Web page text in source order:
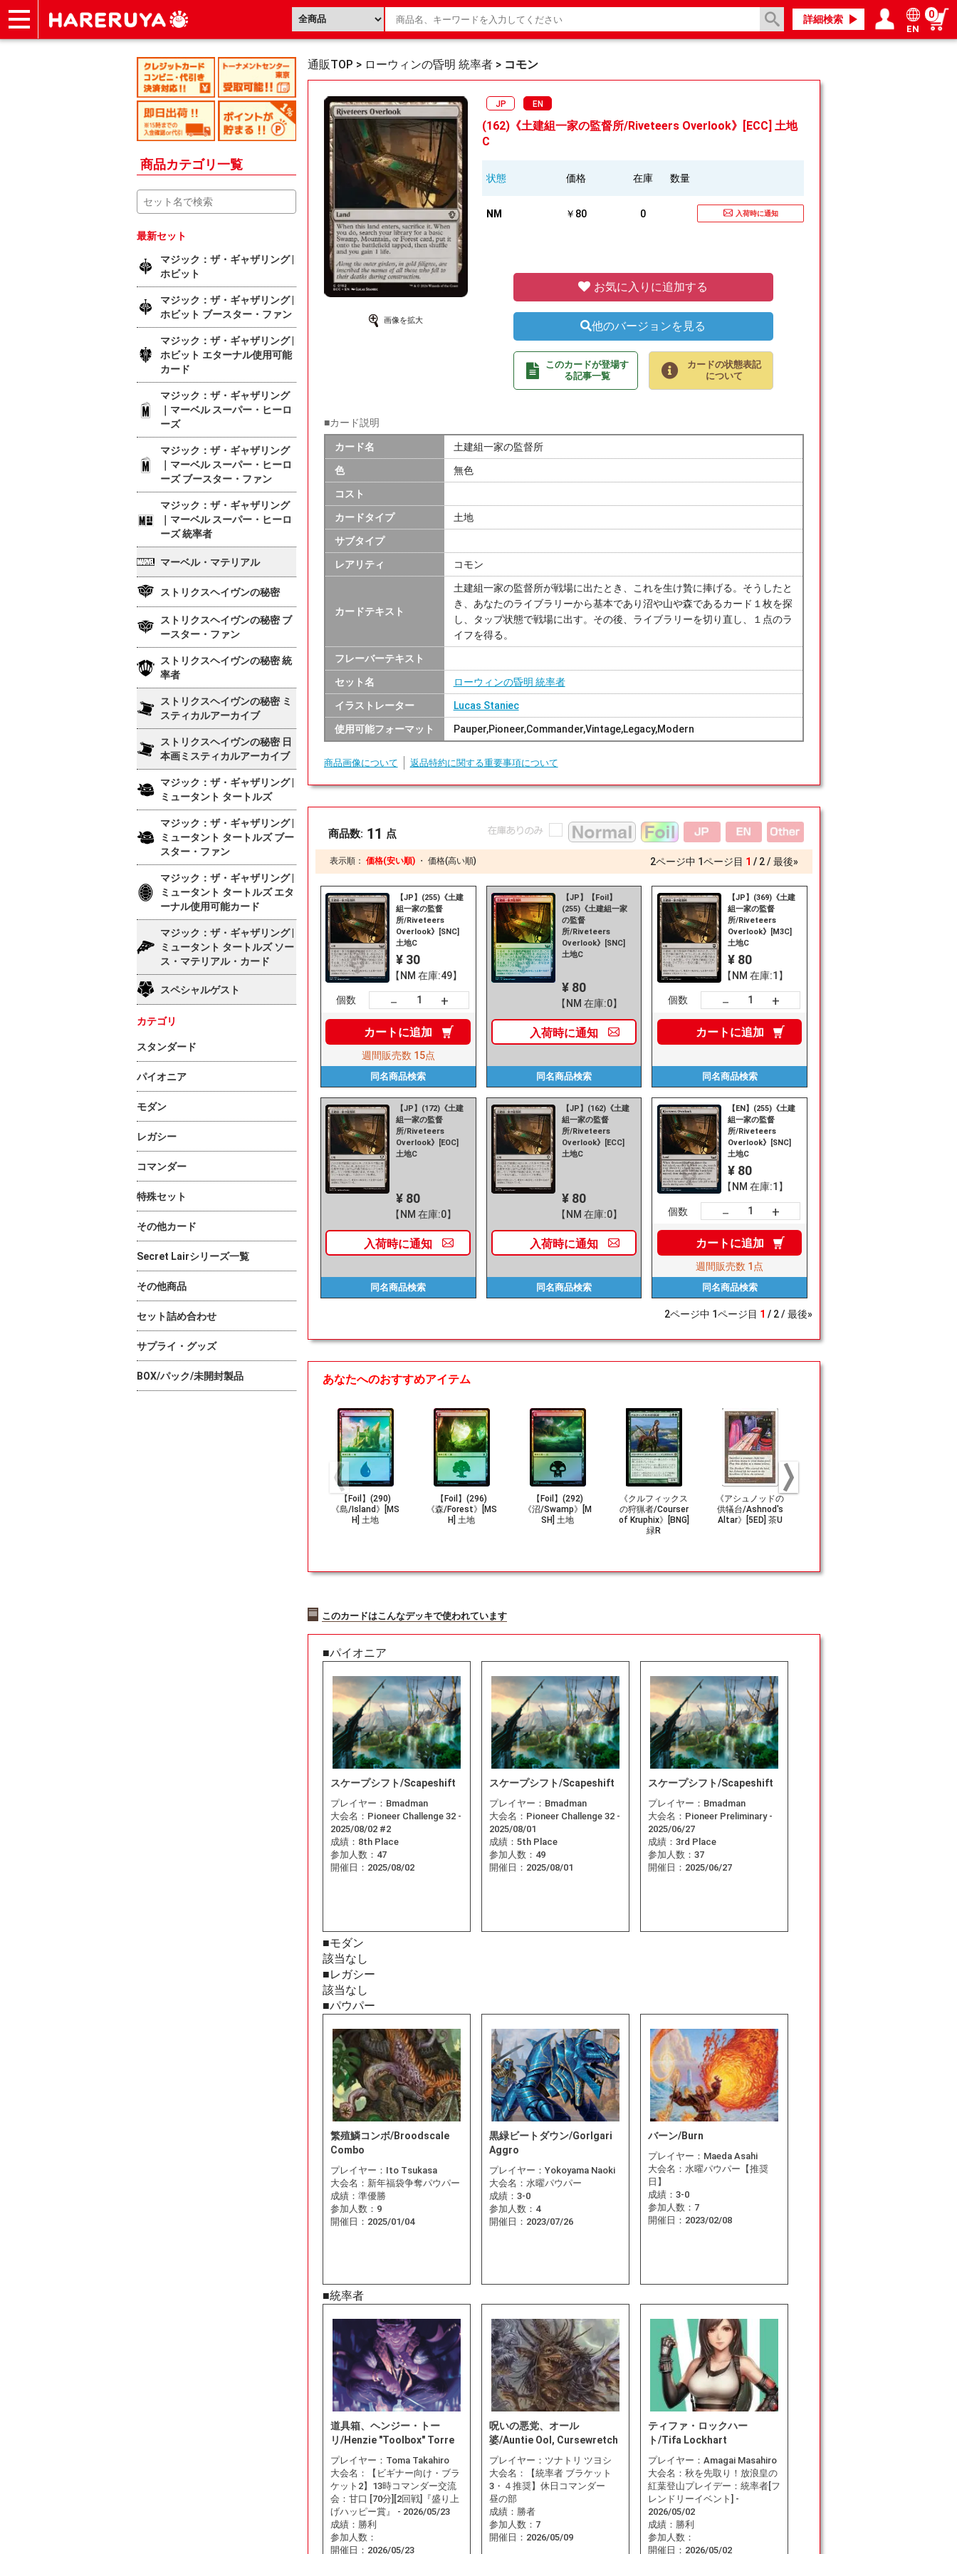
詳細検索
EN
0
商品カテゴリ一覧
通販TOP > ローウィンの昏明 統率者 > コモン
画像を拡大
JP EN
(162)《土建組一家の監督所/Riveteers Overlook》[ECC] 土地
C
状態 価格 在庫 数量
NM ￥80 0 入荷時に通知
お気に入りに追加する
他のバージョンを見る
このカードが登場す
る記事一覧
カードの状態表記
について
■カード説明
カード名 土建組一家の監督所
色 無色
コスト
カードタイプ 土地
サブタイプ
レアリティ コモン
カードテキスト
土建組一家の監督所が戦場に出たとき、これを生け贄に捧げる。そうしたと
き、あなたのライブラリーから基本であり沼や山や森であるカード１枚を探
し、タップ状態で戦場に出す。その後、ライブラリーを切り直し、１点のラ
イフを得る。
フレーバーテキスト
セット名 ローウィンの昏明 統率者
イラストレーター Lucas Staniec
使用可能フォーマット Pauper,Pioneer,Commander,Vintage,Legacy,Modern
商品画像について 返品特約に関する重要事項について
商品数: 11 点
表示順： 価格(安い順) ・ 価格(高い順) 2ページ中 1ページ目 1 2 最後»
【JP】(255)《土建
組一家の監督
所/Riveteers
Overlook》[SNC]
土地C
¥ 30
【NM 在庫:49】
個数 － +
カートに追加
週間販売数 15点
同名商品検索
【JP】【Foil】
(255)《土建組一家
の監督
所/Riveteers
Overlook》[SNC]
土地C
¥ 80
【NM 在庫:0】
入荷時に通知
同名商品検索
【JP】(369)《土建
組一家の監督
所/Riveteers
Overlook》[M3C]
土地C
¥ 80
【NM 在庫:1】
個数 － +
カートに追加
同名商品検索
【JP】(172)《土建
組一家の監督
所/Riveteers
Overlook》[EOC]
土地C
¥ 80
【NM 在庫:0】
入荷時に通知
同名商品検索
【JP】(162)《土建
組一家の監督
所/Riveteers
Overlook》[ECC]
土地C
¥ 80
【NM 在庫:0】
入荷時に通知
同名商品検索
【EN】(255)《土建
組一家の監督
所/Riveteers
Overlook》[SNC]
土地C
¥ 80
【NM 在庫:1】
個数 － +
カートに追加
週間販売数 1点
同名商品検索
2ページ中 1ページ目 1 2 最後»
あなたへのおすすめアイテム
【Foil】(290)
《島/Island》[MS
H] 土地
【Foil】(296)
《森/Forest》[MS
H] 土地
【Foil】(292)
《沼/Swamp》[M
SH] 土地
《クルフィックス
の狩猟者/Courser
of Kruphix》[BNG]
緑R
《アシュノッドの
供犠台/Ashnod's
Altar》[5ED] 茶U
このカードはこんなデッキで使われています
■パイオニア
スケープシフト/Scapeshift
プレイヤー： Bmadman
大会名： Pioneer Challenge 32 -
2025/08/02 #2
成績： 8th Place
参加人数： 47
開催日： 2025/08/02
スケープシフト/Scapeshift
プレイヤー： Bmadman
大会名： Pioneer Challenge 32 -
2025/08/01
成績： 5th Place
参加人数： 49
開催日： 2025/08/01
スケープシフト/Scapeshift
プレイヤー： Bmadman
大会名： Pioneer Preliminary -
2025/06/27
成績： 3rd Place
参加人数： 37
開催日： 2025/06/27
■モダン
該当なし
■レガシー
該当なし
■パウパー
繁殖鱗コンボ/Broodscale
Combo
プレイヤー： Ito Tsukasa
大会名： 新年福袋争奪パウパー
成績： 準優勝
参加人数： 9
開催日： 2025/01/04
黒緑ビートダウン/Gorlgari
Aggro
プレイヤー： Yokoyama Naoki
大会名： 水曜パウパー
成績： 3-0
参加人数： 4
開催日： 2023/07/26
バーン/Burn
プレイヤー： Maeda Asahi
大会名： 水曜パウパー【推奨
日】
成績： 3-0
参加人数： 7
開催日： 2023/02/08
■統率者
道具箱、ヘンジー・トー
リ/Henzie "Toolbox" Torre
プレイヤー： Toma Takahiro
大会名：
【ビギナー向け・ブラ
ケット2】13時コマンダー交流
会：甘口 [70分][2回戦]『盛り上
げハッピー賞』 - 2026/05/23
成績： 勝利
参加人数：
開催日： 2026/05/23
呪いの悪党、オール
婆/Auntie Ool, Cursewretch
プレイヤー： ツナトリ ツヨシ
大会名：
【統率者 ブラケット
3・４推奨】休日コマンダー
昼の部
成績： 勝者
参加人数： 7
開催日： 2026/05/09
ティファ・ロックハー
ト/Tifa Lockhart
プレイヤー： Amagai Masahiro
大会名： 秋を先取り！放浪皇の
紅葉登山プレイデー：統率者[フ
レンドリーイベント] -
2026/05/02
成績： 勝利
参加人数：
開催日： 2026/05/02